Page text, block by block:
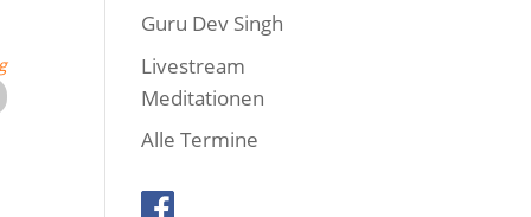
Guru Dev Singh
Livestream
Meditationen
Alle Termine